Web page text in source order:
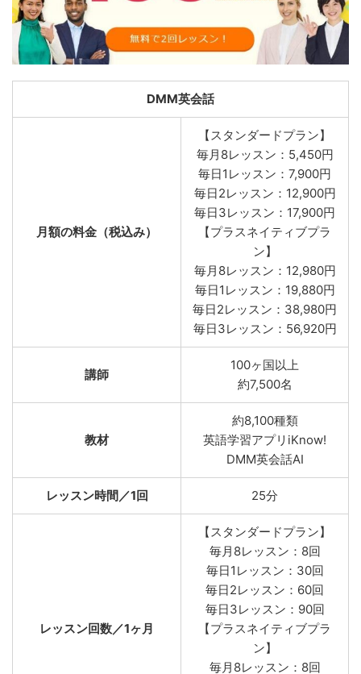
DMM英会話
月額の料金（税込み）
【スタンダードプラン】
毎月8レッスン：5,450円
毎日1レッスン：7,900円
毎日2レッスン：12,900円
毎日3レッスン：17,900円
【プラスネイティブプラ
ン】
毎月8レッスン：12,980円
毎日1レッスン：19,880円
毎日2レッスン：38,980円
毎日3レッスン：56,920円
講師
100ヶ国以上
約7,500名
教材
約8,100種類
英語学習アプリiKnow!
DMM英会話AI
レッスン時間／1回 25分
レッスン回数／1ヶ月
【スタンダードプラン】
毎月8レッスン：8回
毎日1レッスン：30回
毎日2レッスン：60回
毎日3レッスン：90回
【プラスネイティブプラ
ン】
毎月8レッスン：8回